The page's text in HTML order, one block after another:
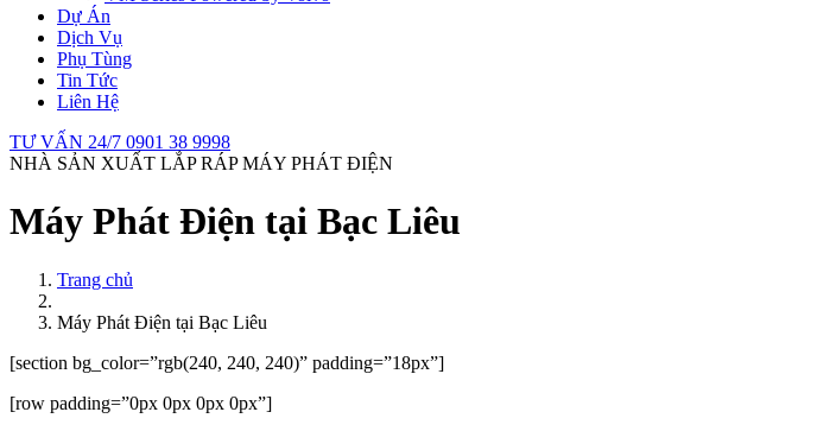
Dự Án
Dịch Vụ
Phụ Tùng
Tin Tức
Liên Hệ
TƯ VẤN 24/7 0901 38 9998
NHÀ SẢN XUẤT LẮP RÁP MÁY PHÁT ĐIỆN
Máy Phát Điện tại Bạc Liêu
Trang chủ
Máy Phát Điện tại Bạc Liêu
[section bg_color=”rgb(240, 240, 240)” padding=”18px”]
[row padding=”0px 0px 0px 0px”]